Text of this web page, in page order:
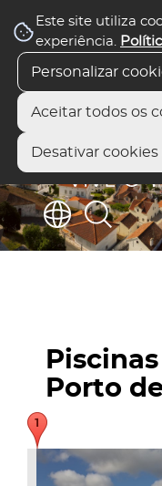
Este site utiliza
experiência.
Personalizar
Aceitar todos os
Desativar
Porto